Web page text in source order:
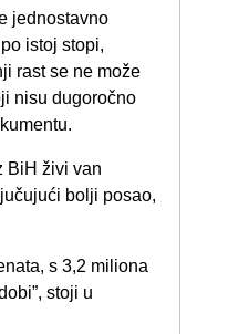
jednostavno
istoj stopi,
rast se ne može
nisu dugoročno
BiH živi van
bolji posao,
s 3,2 miliona
stoji u